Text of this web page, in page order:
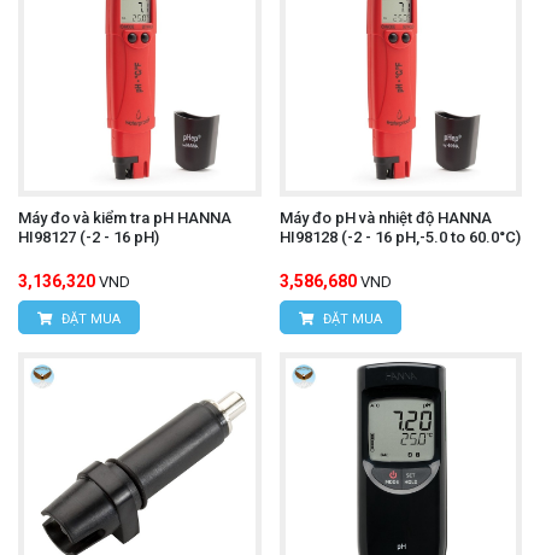
Máy đo và kiểm tra pH HANNA
HI98127 (-2 - 16 pH)
3,136,320 VND
ĐẶT MUA
Máy đo pH và nhiệt độ HANNA
HI98128 (-2 - 16 pH,-5.0 to 60.0°C)
3,586,680 VND
ĐẶT MUA